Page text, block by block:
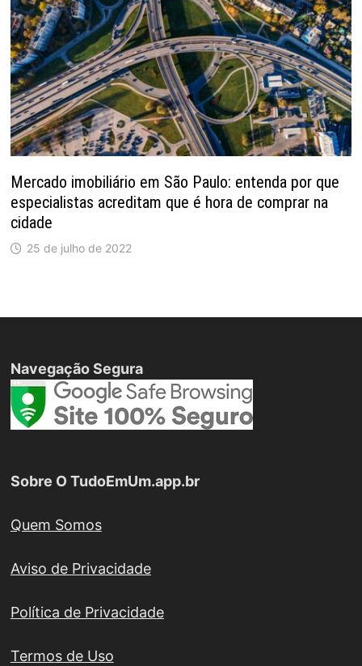
Mercado imobiliário em São Paulo: entenda por que
especialistas acreditam que é hora de comprar na
cidade
25 de julho de 2022
Navegação Segura
Sobre O TudoEmUm.app.br
Quem Somos
Aviso de Privacidade
Política de Privacidade
Termos de Uso